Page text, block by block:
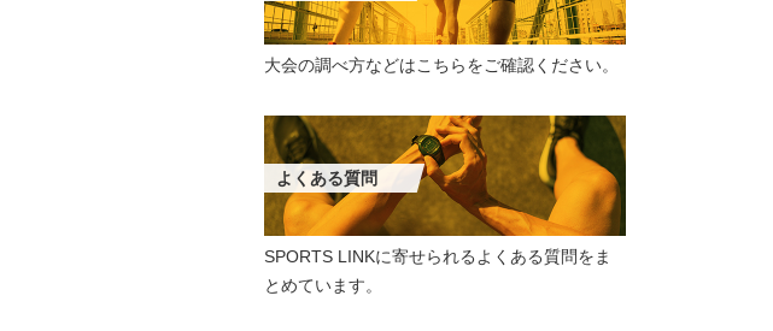
大会の調べ方などはこちらをご確認ください。
よくある質問
SPORTS LINKに寄せられるよくある質問をま
とめています。